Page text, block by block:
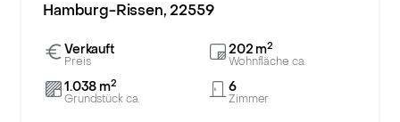
Hamburg-Rissen, 22559
Preis
Verkauft
Wohnfläche ca.
202 m2
Grundstück ca.
1.038 m2
Zimmer
6